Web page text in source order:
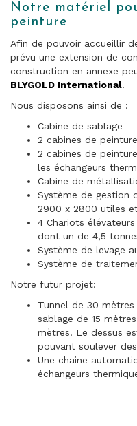
Notre matériel
peinture
Afin de pouvoir accueillir
prévu une extension de
construction en annexe
BLYGOLD International.
Nous disposons ainsi de :
Cabine de sablage
2 cabines de
2 cabines de
les échangeurs
Cabine de
Système de gestion
2900 x 2800 utiles
4 Chariots
dont un de 4,5
Système de levage
Système de
Notre futur projet:
Tunnel de 30
sablage de 15
mètres. Le dessus
pouvant soulever
Une chaine
échangeurs